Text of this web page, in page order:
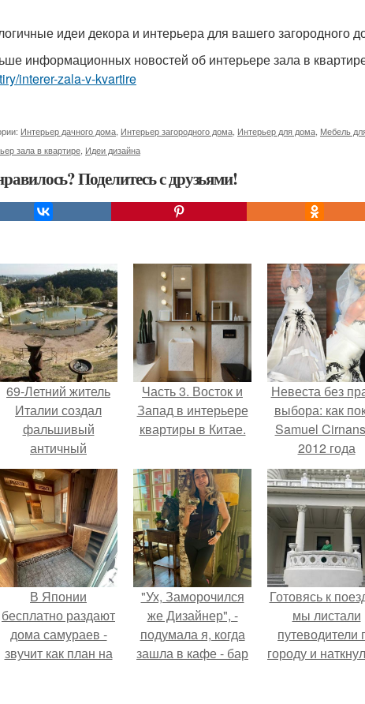
идеи декора и интерьера для вашего загородного
информационных новостей об интерьере зала в
interer-zala-v-kvartire
Интерьер дачного дома Интерьер загородного дома Интерьер для дома Мебель
зала в квартире Идеи дизайна
Поделитесь с друзьями!
69-Летний житель
Италии создал
фальшивый
античный
амфитеатр и
долгое время
успешно выдавал
его за настоящее
историческое
наследие.
Часть 3. Восток и
Запад в интерьере
квартиры в Китае.
Невеста без
выбора: как
Samuel
2012 года
превратил
в манифест
В Японии
бесплатно раздают
дома самураев -
звучит как план на
"Ух, Заморочился
же Дизайнер", -
подумала я, когда
зашла в кафе - бар
Готовясь к
мы листали
путеводители
городу и